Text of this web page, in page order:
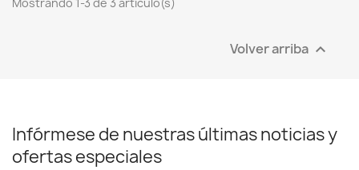
Volver arriba 
Infórmese de nuestras últimas noticias y
ofertas especiales